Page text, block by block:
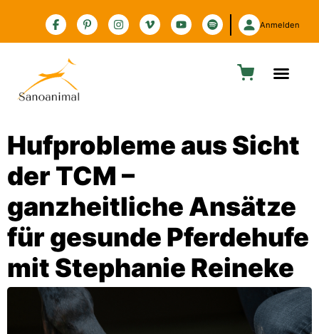
Zur Barrierefreiheitserklärung
Anmelden
Hufprobleme aus Sicht
der TCM –
ganzheitliche Ansätze
für gesunde Pferdehufe
mit Stephanie Reineke